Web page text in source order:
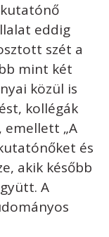
eddig
szét a
mint két
közül is
kollégák
emellett „A
és
akik később
A